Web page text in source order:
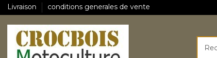
Livraison conditions generales de vente